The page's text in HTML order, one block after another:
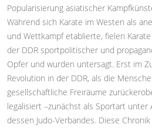
Popularisierung asiatischer
Während sich Karate im Westen als
und Wettkampf etablierte, fielen
der DDR sportpolitischer und
Opfer und wurden untersagt. Erst im
Revolution in der DDR, als die
gesellschaftliche Freiräume
legalisiert –zunächst als Sportart unter
dessen Judo-Verbandes. Diese